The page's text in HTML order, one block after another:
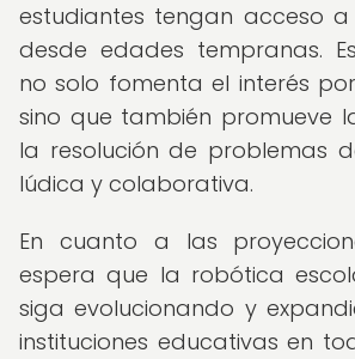
estudiantes tengan acceso a
desde edades tempranas.
no solo fomenta el interés
sino que también promueve
la resolución de problemas
lúdica y colaborativa.
En cuanto a las
espera que la robótica
siga evolucionando y
instituciones educativas en